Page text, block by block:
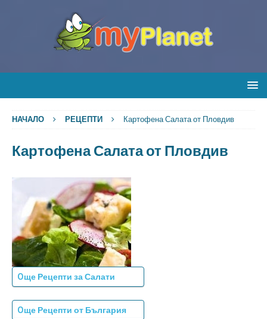
НАЧАЛО РЕЦЕПТИ Картофена Салата от Пловдив
Картофена Салата от Пловдив
Oще Рецепти за Салати
Oще Рецепти от България